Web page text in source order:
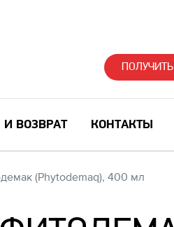
ВОЗВРАТ КОНТАКТЫ
(Phytodemaq), 400 мл